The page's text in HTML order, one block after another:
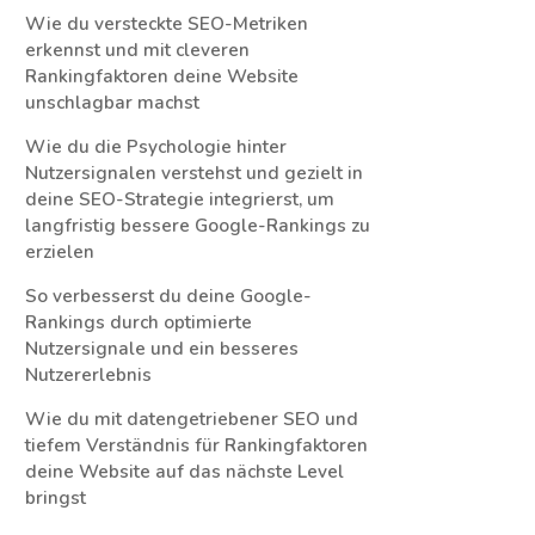
Wie du versteckte SEO-Metriken
erkennst und mit cleveren
Rankingfaktoren deine Website
unschlagbar machst
Wie du die Psychologie hinter
Nutzersignalen verstehst und gezielt in
deine SEO-Strategie integrierst, um
langfristig bessere Google-Rankings zu
erzielen
So verbesserst du deine Google-
Rankings durch optimierte
Nutzersignale und ein besseres
Nutzererlebnis
Wie du mit datengetriebener SEO und
tiefem Verständnis für Rankingfaktoren
deine Website auf das nächste Level
bringst